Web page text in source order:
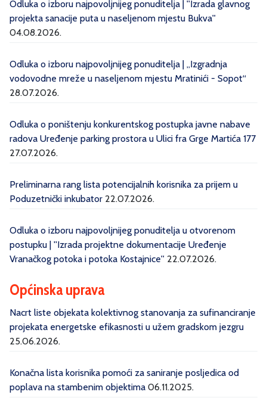
Odluka o izboru najpovoljnijeg ponuditelja | ''Izrada glavnog
projekta sanacije puta u naseljenom mjestu Bukva''
04.08.2026.
Odluka o izboru najpovoljnijeg ponuditelja | „Izgradnja
vodovodne mreže u naseljenom mjestu Mratinići - Sopot“
28.07.2026.
Odluka o poništenju konkurentskog postupka javne nabave
radova Uređenje parking prostora u Ulici fra Grge Martića 177
27.07.2026.
Preliminarna rang lista potencijalnih korisnika za prijem u
Poduzetnički inkubator 22.07.2026.
Odluka o izboru najpovoljnijeg ponuditelja u otvorenom
postupku | ''Izrada projektne dokumentacije Uređenje
Vranačkog potoka i potoka Kostajnice'' 22.07.2026.
Općinska uprava
Nacrt liste objekata kolektivnog stanovanja za sufinanciranje
projekata energetske efikasnosti u užem gradskom jezgru
25.06.2026.
Konačna lista korisnika pomoći za saniranje posljedica od
poplava na stambenim objektima 06.11.2025.